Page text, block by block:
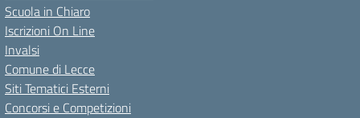
Scuola in Chiaro
Iscrizioni On Line
Invalsi
Comune di Lecce
Siti Tematici Esterni
Concorsi e Competizioni